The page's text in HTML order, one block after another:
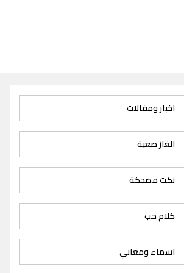
اخبار ومقالات
الغاز صعبة
نكت مضحكة
كلام حب
اسماء ومعاني